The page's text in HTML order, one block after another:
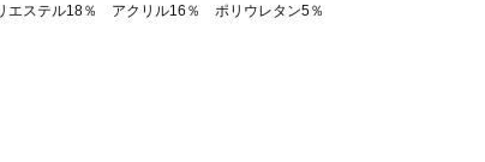
ステル18％ アクリル16％ ポリウレタン5％